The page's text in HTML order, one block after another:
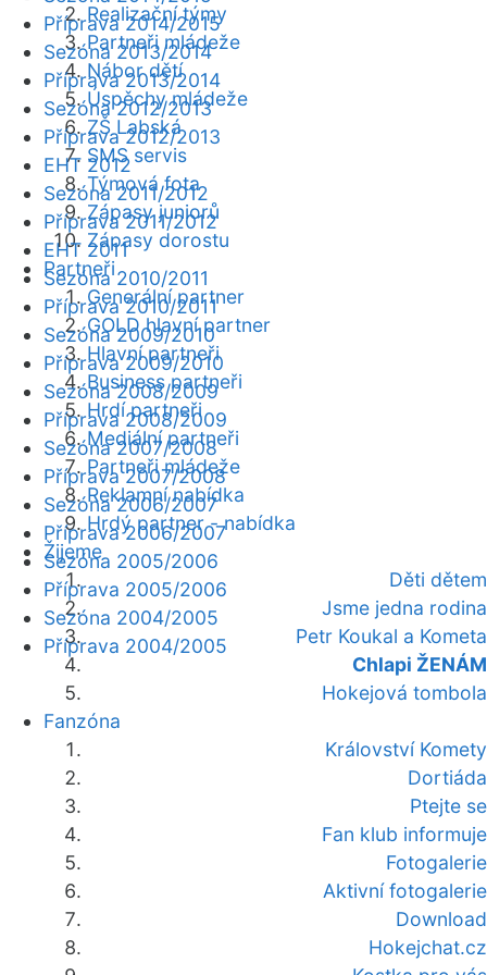
Realizační týmy
Partneři mládeže
Nábor dětí
Úspěchy mládeže
ZŠ Labská
SMS servis
Týmová fota
Zápasy juniorů
Zápasy dorostu
Partneři
Generální partner
GOLD hlavní partner
Hlavní partneři
Business partneři
Hrdí partneři
Mediální partneři
Partneři mládeže
Reklamní nabídka
Hrdý partner - nabídka
Žijeme
Děti dětem
Jsme jedna rodina
Petr Koukal a Kometa
Chlapi ŽENÁM
Hokejová tombola
Fanzóna
Království Komety
Dortiáda
Ptejte se
Fan klub informuje
Fotogalerie
Aktivní fotogalerie
Download
Hokejchat.cz
Příprava 2014/2015
Sezóna 2013/2014
Příprava 2013/2014
Sezóna 2012/2013
Příprava 2012/2013
EHT 2012
Sezóna 2011/2012
Příprava 2011/2012
EHT 2011
Sezóna 2010/2011
Příprava 2010/2011
Sezóna 2009/2010
Příprava 2009/2010
Sezóna 2008/2009
Příprava 2008/2009
Sezóna 2007/2008
Příprava 2007/2008
Sezóna 2006/2007
Příprava 2006/2007
Sezóna 2005/2006
Příprava 2005/2006
Sezóna 2004/2005
Příprava 2004/2005